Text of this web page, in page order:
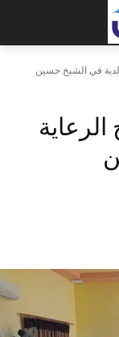
في الشيخ حسين